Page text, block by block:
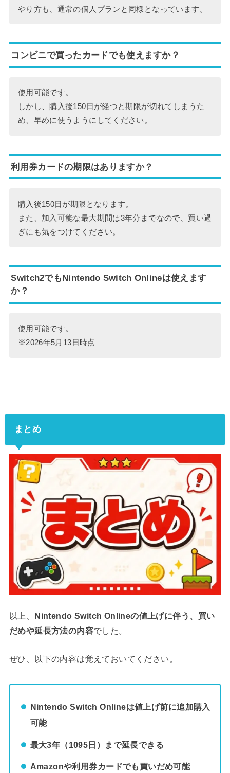
やり方も、通常の個人プランと同様となっています。
コンビニで買ったカードでも使えますか？
使用可能です。
しかし、購入後150日が経つと期限が切れてしまうた
め、早めに使うようにしてください。
利用券カードの期限はありますか？
購入後150日が期限となります。
また、加入可能な最大期間は3年分までなので、買い過
ぎにも気をつけてください。
Switch2でもNintendo Switch Onlineは使えます
か？
使用可能です。
※2026年5月13日時点
まとめ
以上、 Nintendo Switch Onlineの値上げに伴う、買い
だめや延長方法の内容でした。
ぜひ、以下の内容は覚えておいてください。
Nintendo Switch Onlineは値上げ前に追加購入
可能
最大3年（1095日）まで延長できる
Amazonや利用券カードでも買いだめ可能